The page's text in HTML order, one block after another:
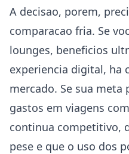
A decisao, porem,
comparacao fria. Se
lounges, beneficios
experiencia digital, ha
mercado. Se sua
gastos em viagens
continua competitivo,
pese e que o uso dos